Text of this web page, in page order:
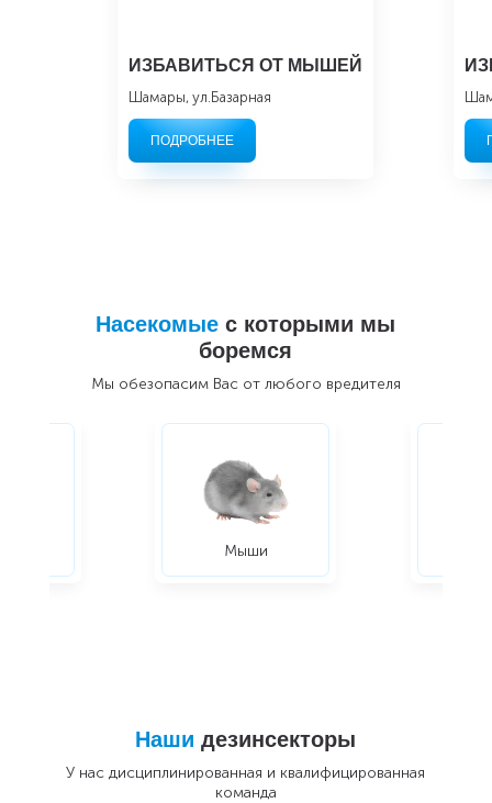
ИЗБАВИТЬСЯ ОТ МЫШЕЙ
Шамары, ул.Базарная
ПОДРОБНЕЕ
Насекомые с которыми мы
боремся
Мы обезопасим Вас от любого вредителя
Мыши
Наши дезинсекторы
У нас дисциплинированная и квалифицированная
команда